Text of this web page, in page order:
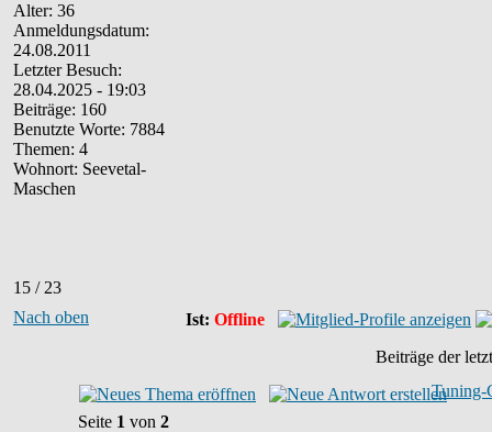
Alter: 36
Anmeldungsdatum:
24.08.2011
Letzter Besuch:
28.04.2025 - 19:03
Beiträge: 160
Benutzte Worte: 7884
Themen: 4
Wohnort: Seevetal-
Maschen
15 / 23
Nach oben Ist: Offline
Beiträge der
Tuning-
Seite 1 von 2